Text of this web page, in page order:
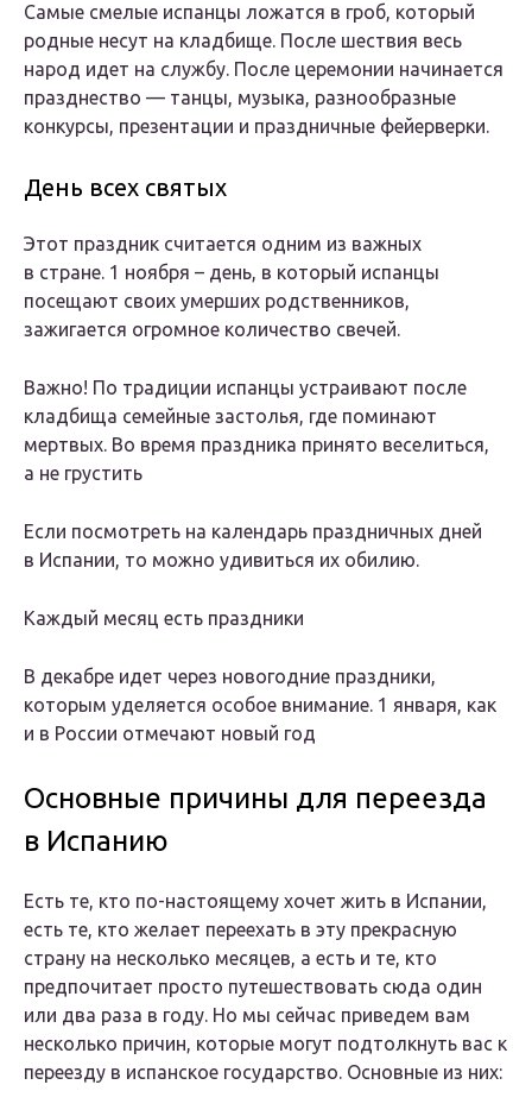
Самые смелые испанцы ложатся в гроб, который
родные несут на кладбище. После шествия весь
народ идет на службу. После церемонии начинается
празднество — танцы, музыка, разнообразные
конкурсы, презентации и праздничные фейерверки.
День всех святых
Этот праздник считается одним из важных
в стране. 1 ноября – день, в который испанцы
посещают своих умерших родственников,
зажигается огромное количество свечей.
Важно! По традиции испанцы устраивают после
кладбища семейные застолья, где поминают
мертвых. Во время праздника принято веселиться,
а не грустить
Если посмотреть на календарь праздничных дней
в Испании, то можно удивиться их обилию.
Каждый месяц есть праздники
В декабре идет через новогодние праздники,
которым уделяется особое внимание. 1 января, как
и в России отмечают новый год
Основные причины для переезда
в Испанию
Есть те, кто по-настоящему хочет жить в Испании,
есть те, кто желает переехать в эту прекрасную
страну на несколько месяцев, а есть и те, кто
предпочитает просто путешествовать сюда один
или два раза в году. Но мы сейчас приведем вам
несколько причин, которые могут подтолкнуть вас к
переезду в испанское государство. Основные из них: